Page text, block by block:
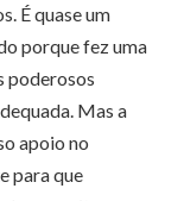
É quase um
porque fez uma
poderosos
Mas a
apoio no
para que